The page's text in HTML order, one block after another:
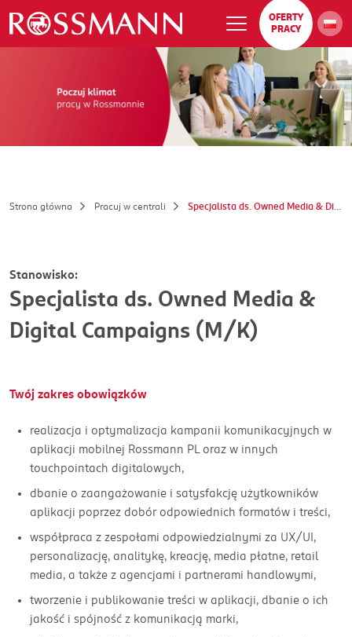
OFERTY
PRACY
Strona główna Pracuj w centrali Specjalista ds. Owned Media & Digital Campaigns (M/K)
Stanowisko:
Specjalista ds. Owned Media &
Digital Campaigns (M/K)
Twój zakres obowiązków
realizacja i optymalizacja kampanii komunikacyjnych w
aplikacji mobilnej Rossmann PL oraz w innych
touchpointach digitalowych,
dbanie o zaangażowanie i satysfakcję użytkowników
aplikacji poprzez dobór odpowiednich formatów i treści,
współpraca z zespołami odpowiedzialnymi za UX/UI,
personalizację, analitykę, kreację, media płatne, retail
media, a także z agencjami i partnerami handlowymi,
tworzenie i publikowanie treści w aplikacji, dbanie o ich
jakość i spójność z komunikacją marki,